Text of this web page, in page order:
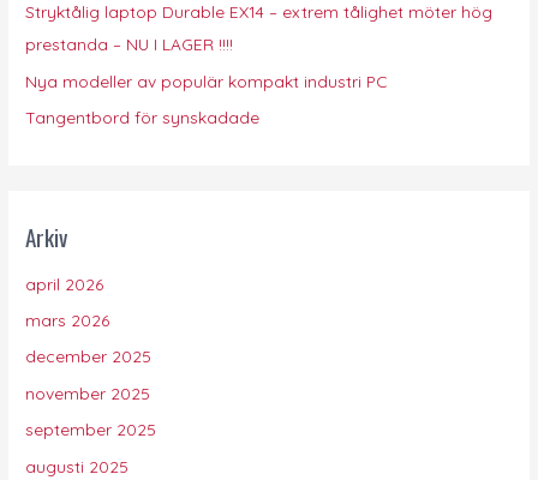
Stryktålig laptop Durable EX14 – extrem tålighet möter hög
prestanda – NU I LAGER !!!!
Nya modeller av populär kompakt industri PC
Tangentbord för synskadade
Arkiv
april 2026
mars 2026
december 2025
november 2025
september 2025
augusti 2025